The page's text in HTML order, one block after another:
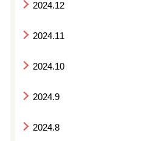
2024.12
2024.11
2024.10
2024.9
2024.8